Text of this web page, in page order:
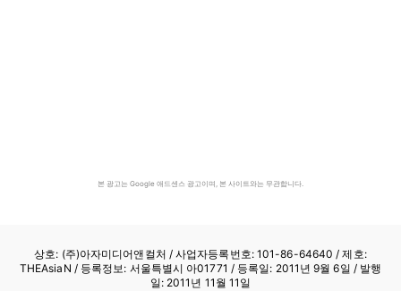
본 광고는 Google 애드센스 광고이며, 본 사이트와는 무관합니다.
상호: (주)아자미디어앤컬처 /사업자등록번호: 101-86-64640 / 제호:
THEAsiaN / 등록정보: 서울특별시 아01771 / 등록일: 2011년 9월 6일 / 발행
일: 2011년 11월 11일